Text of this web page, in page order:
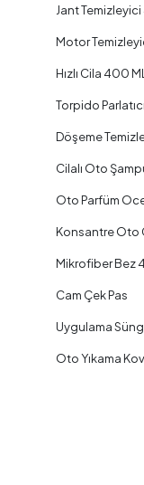
Jant Temizleyici
⁣Motor
⁣Hızlı Cila 400 ML⁣
Torpido
Döşeme
Cilalı Oto
⁣Oto Parfüm
Konsantre Oto
Mikrofiber Bez
⁣Cam Çek Pas
⁣Uygulama
Oto Yıkama